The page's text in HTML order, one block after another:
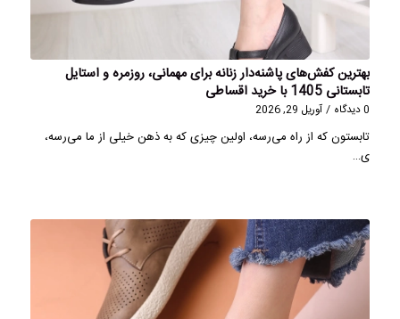
بهترین کفش‌های پاشنه‌دار زنانه برای مهمانی، روزمره و استایل
تابستانی 1405 با خرید اقساطی
0 دیدگاه / آوریل 29, 2026
تابستون که از راه می‌رسه، اولین چیزی که به ذهن خیلی از ما می‌رسه،
ی…